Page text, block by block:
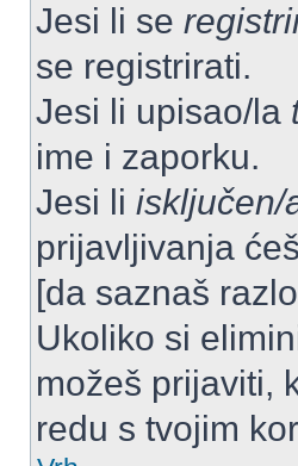
Jesi li se
se registrirati.
Jesi li upisao/la
ime i zaporku.
Jesi li isključen/
prijavljivanja
[da saznaš
Ukoliko si
možeš prijaviti,
redu s tvojim